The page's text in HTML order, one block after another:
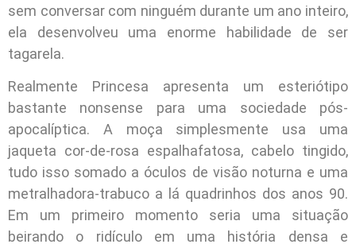
sem conversar com ninguém durante um ano inteiro,
ela desenvolveu uma enorme habilidade de ser
tagarela.
Realmente Princesa apresenta um esteriótipo
bastante nonsense para uma sociedade pós-
apocalíptica. A moça simplesmente usa uma
jaqueta cor-de-rosa espalhafatosa, cabelo tingido,
tudo isso somado a óculos de visão noturna e uma
metralhadora-trabuco a lá quadrinhos dos anos 90.
Em um primeiro momento seria uma situação
beirando o ridículo em uma história densa e